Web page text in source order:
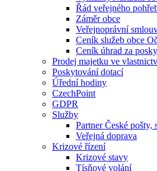
Řád veřejného
Záměr obce
Veřejnoprávní
Ceník služeb obce
Ceník úhrad za
Prodej majetku ve
Poskytování dotací
Úřední hodiny
CzechPoint
GDPR
Služby
Partner České pošty,
Veřejná doprava
Krizové řízení
Krizové stavy
Tísňové volání